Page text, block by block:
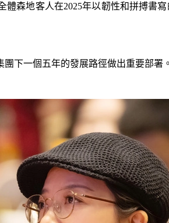
森地客人在2025年以韌性和拼搏書
下一個五年的發展路徑做出重要部